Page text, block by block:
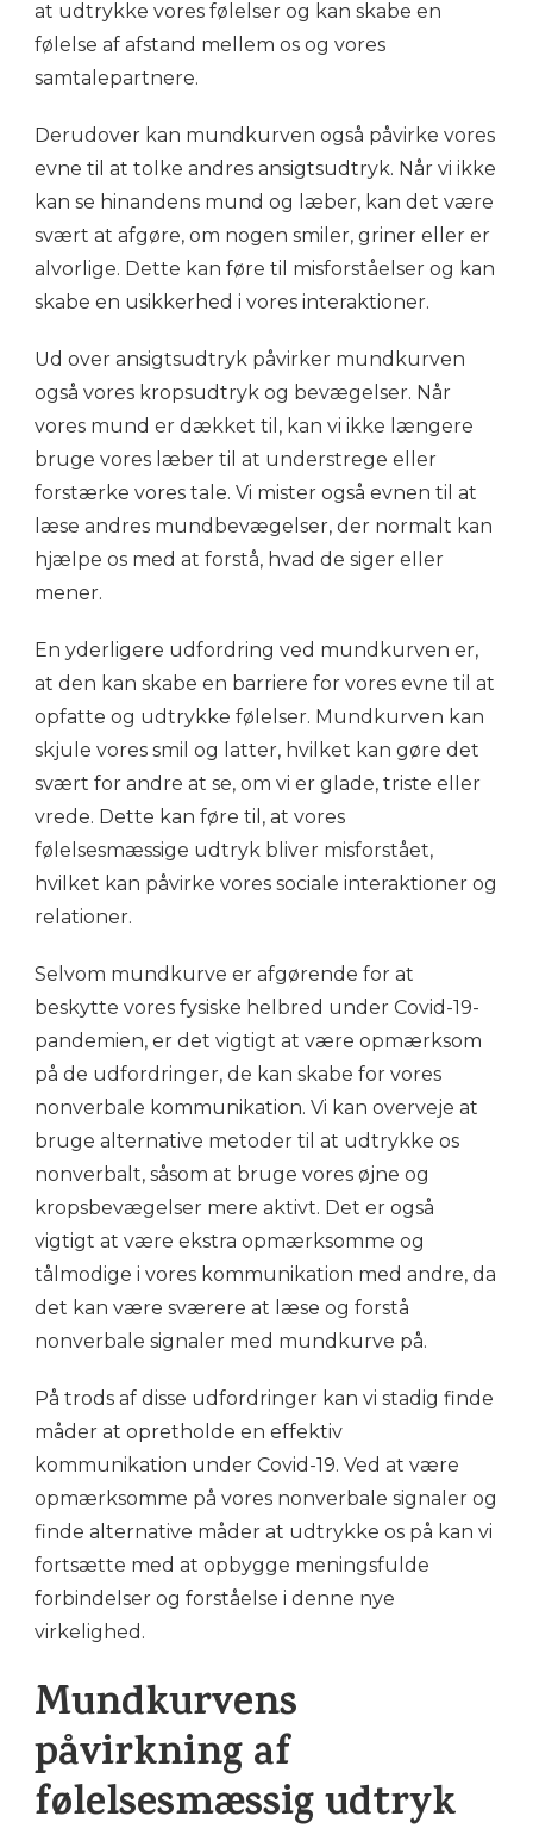
at udtrykke vores følelser og kan skabe en
følelse af afstand mellem os og vores
samtalepartnere.
Derudover kan mundkurven også påvirke vores
evne til at tolke andres ansigtsudtryk. Når vi ikke
kan se hinandens mund og læber, kan det være
svært at afgøre, om nogen smiler, griner eller er
alvorlige. Dette kan føre til misforståelser og kan
skabe en usikkerhed i vores interaktioner.
Ud over ansigtsudtryk påvirker mundkurven
også vores kropsudtryk og bevægelser. Når
vores mund er dækket til, kan vi ikke længere
bruge vores læber til at understrege eller
forstærke vores tale. Vi mister også evnen til at
læse andres mundbevægelser, der normalt kan
hjælpe os med at forstå, hvad de siger eller
mener.
En yderligere udfordring ved mundkurven er,
at den kan skabe en barriere for vores evne til at
opfatte og udtrykke følelser. Mundkurven kan
skjule vores smil og latter, hvilket kan gøre det
svært for andre at se, om vi er glade, triste eller
vrede. Dette kan føre til, at vores
følelsesmæssige udtryk bliver misforstået,
hvilket kan påvirke vores sociale interaktioner og
relationer.
Selvom mundkurve er afgørende for at
beskytte vores fysiske helbred under Covid-19-
pandemien, er det vigtigt at være opmærksom
på de udfordringer, de kan skabe for vores
nonverbale kommunikation. Vi kan overveje at
bruge alternative metoder til at udtrykke os
nonverbalt, såsom at bruge vores øjne og
kropsbevægelser mere aktivt. Det er også
vigtigt at være ekstra opmærksomme og
tålmodige i vores kommunikation med andre, da
det kan være sværere at læse og forstå
nonverbale signaler med mundkurve på.
På trods af disse udfordringer kan vi stadig finde
måder at opretholde en effektiv
kommunikation under Covid-19. Ved at være
opmærksomme på vores nonverbale signaler og
finde alternative måder at udtrykke os på kan vi
fortsætte med at opbygge meningsfulde
forbindelser og forståelse i denne nye
virkelighed.
Mundkurvens
påvirkning af
følelsesmæssig udtryk